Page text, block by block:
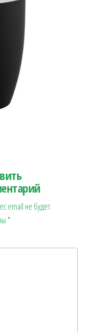
email не будет
*